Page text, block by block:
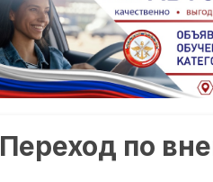
Переход по